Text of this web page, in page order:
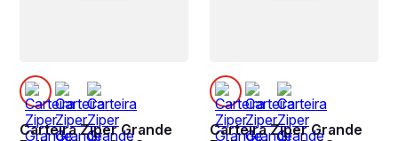
Carteira Ziper Grande
Carteira Ziper Grande